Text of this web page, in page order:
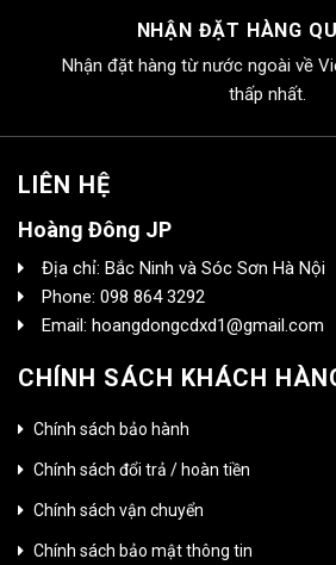
NHẬN ĐẶT HÀNG
Nhận đặt hàng từ nước ngoài về
thấp nhất.
LIÊN HỆ
Hoàng Đông JP
Địa chỉ: Bắc Ninh và Sóc Sơn Hà Nội
Phone: 098 864 3292
Email: hoangdongcdxd1@gmail.com
CHÍNH SÁCH KHÁCH
Chính sách bảo hành
Chính sách đổi trả / hoàn tiền
Chính sách vận chuyển
Chính sách bảo mật thông tin